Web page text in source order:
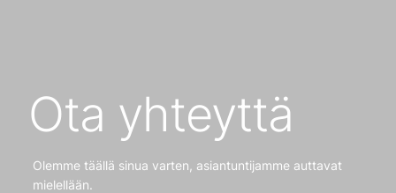
Ota yhteyttä
Olemme täällä sinua varten, asiantuntijamme auttavat
mielellään.